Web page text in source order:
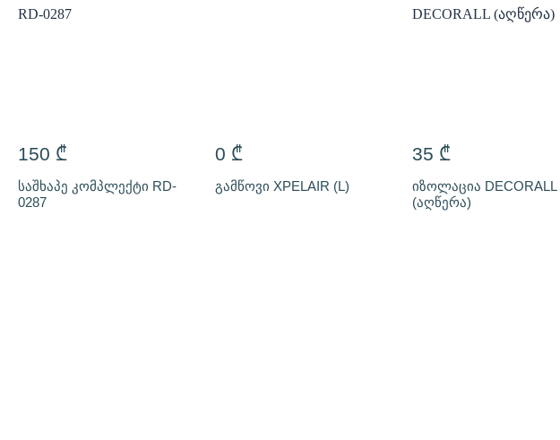
150 ₾
საშხაპე კომპლექტი RD-
0287
0 ₾
გამწოვი XPELAIR (L)
35 ₾
იზოლაცია DECORALL
(აღწერა)